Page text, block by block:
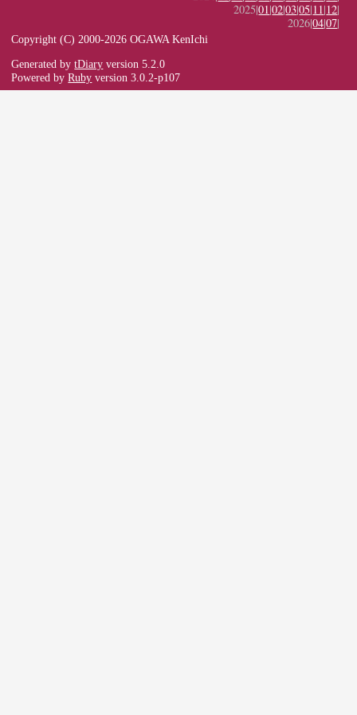
2025|01|02|03|05|11|12|
2026|04|07|
Copyright (C) 2000-2026 OGAWA KenIchi
Generated bytDiary version 5.2.0
Powered byRuby version 3.0.2-p107